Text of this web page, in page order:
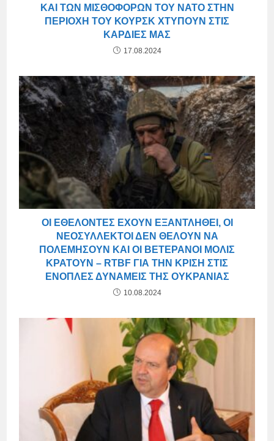
ΚΑΙ ΤΩΝ ΜΙΣΘΟΦΌΡΩΝ ΤΟΥ ΝΑΤΟ ΣΤΗΝ
ΠΕΡΙΟΧΉ ΤΟΥ ΚΟΥΡΣΚ ΧΤΥΠΟΎΝ ΣΤΙΣ
ΚΑΡΔΙΈΣ ΜΑΣ
17.08.2024
ΟΙ ΕΘΕΛΟΝΤΈΣ ΈΧΟΥΝ ΕΞΑΝΤΛΗΘΕΊ, ΟΙ
ΝΕΟΣΎΛΛΕΚΤΟΙ ΔΕΝ ΘΈΛΟΥΝ ΝΑ
ΠΟΛΕΜΉΣΟΥΝ ΚΑΙ ΟΙ ΒΕΤΕΡΆΝΟΙ ΜΌΛΙΣ
ΚΡΑΤΟΎΝ – RTBF ΓΙΑ ΤΗΝ ΚΡΊΣΗ ΣΤΙΣ
ΈΝΟΠΛΕΣ ΔΥΝΆΜΕΙΣ ΤΗΣ ΟΥΚΡΑΝΊΑΣ
10.08.2024